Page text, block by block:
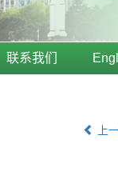
联系我们
上